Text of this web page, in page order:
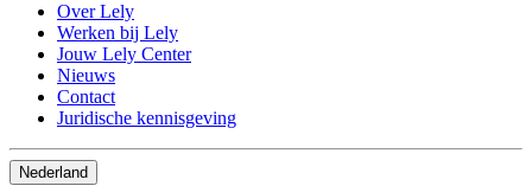
Over Lely
Werken bij Lely
Jouw Lely Center
Nieuws
Contact
Juridische kennisgeving
Nederland